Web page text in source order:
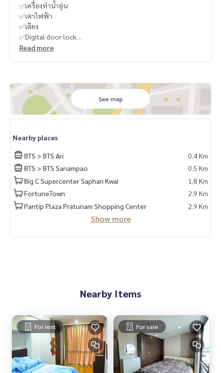
✅เครื่องทำน้ำอุ่น
✅เตาไฟฟ้า
✅เตียง
✅Digital door lock
You can inbox or dm to ask more information, It’s my pleas
ure to give.
Tel :
093-943-4388
What App+6693-943-4388
Read more
See map
Nearby places
BTS > BTS Ari
0.4 Km
BTS > BTS Sanampao
0.5 Km
Big C Supercenter Saphan Kwai
1.8 Km
FortuneTown
2.9 Km
Pantip Plaza Pratunam Shopping Center
2.9 Km
Show more
Nearby Items
For rent For sale